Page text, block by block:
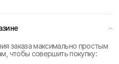
заказа максимально простым
чтобы совершить покупку: